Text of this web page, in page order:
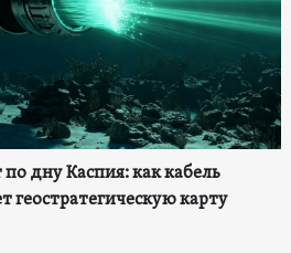
дну Каспия: как кабель
карту